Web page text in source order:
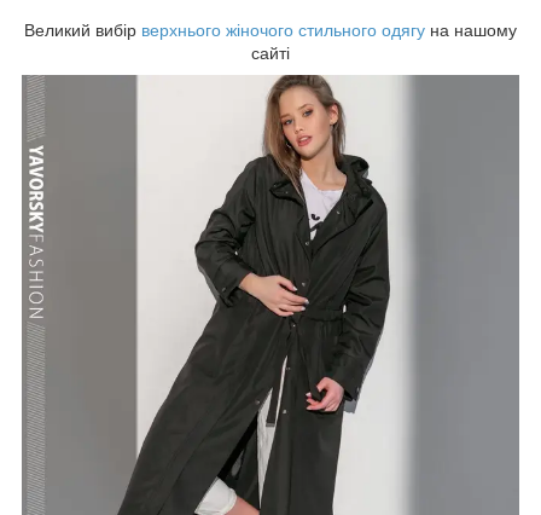
Великий вибір верхнього жіночого стильного одягу на нашому
сайті